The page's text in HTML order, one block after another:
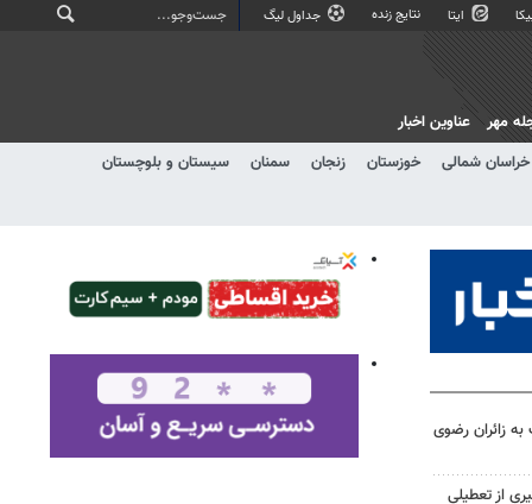
ایتا نتایج زنده جداول لیگ
خراسان شمالی خوزستان زنجان سمنان
سیستان و بلوچستان
مهر عناوین اخبار
به زائران رضوی
از تعطیلی